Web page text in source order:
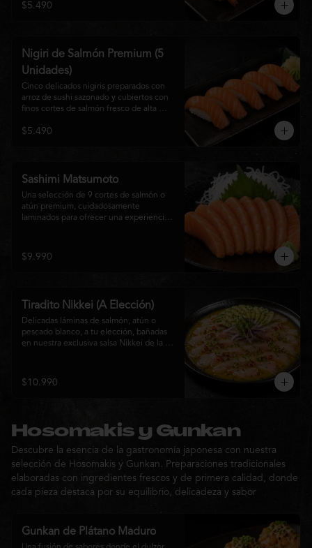
Su textura suave, frescura y sabor natural
$5.490
Nigiri de Salmón Premium (5
Unidades)
Cinco delicados nigiris preparados con
arroz de sushi sazonado y cubiertos con
finos cortes de salmón fresco de alta
gastronomía japonesa que destaca por su
$5.490
Sashimi Matsumoto
Una selección de 9 cortes de salmón o
atún premium, cuidadosamente
laminados para ofrecer una experiencia
$9.990
Tiradito Nikkei (A Elección)
Delicadas láminas de salmón, atún o
pescado blanco, a tu elección, bañadas
en nuestra exclusiva salsa Nikkei de la
palta, cebolla morada, ají fresco, brotes y
sésamo, ofreciendo una experiencia
$10.990
Hosomakis y Gunkan
Descubre la esencia de la gastronomía japonesa con nuestra
selección de Hosomakis y Gunkan. Preparaciones tradicionales
elaboradas con ingredientes frescos y de primera calidad, donde
cada pieza destaca por su equilibrio, delicadeza y sabor
Gunkan de Plátano Maduro